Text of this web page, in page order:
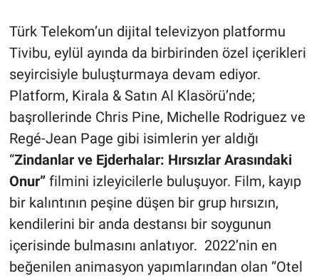
Türk Telekom’un dijital televizyon platformu
Tivibu, eylül ayında da birbirinden özel içerikleri
seyircisiyle buluşturmaya devam ediyor.
Platform, Kirala & Satın Al Klasörü’nde;
başrollerinde Chris Pine, Michelle Rodriguez ve
Regé-Jean Page gibi isimlerin yer aldığı
“Zindanlar ve Ejderhalar: Hırsızlar Arasındaki
Onur” filmini izleyicilerle buluşuyor. Film, kayıp
bir kalıntının peşine düşen bir grup hırsızın,
kendilerini bir anda destansı bir soygunun
içerisinde bulmasını anlatıyor. 2022’nin en
beğenilen animasyon yapımlarından olan “Otel